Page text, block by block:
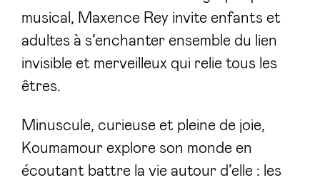
musical, Maxence Rey invite enfants et
adultes à s’enchanter ensemble du lien
invisible et merveilleux qui relie tous les
êtres.
Minuscule, curieuse et pleine de joie,
Koumamour explore son monde en
écoutant battre la vie autour d’elle : les